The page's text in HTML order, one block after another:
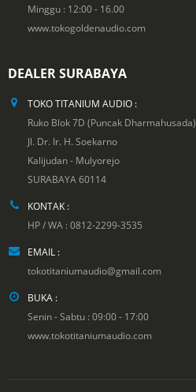
Minggu : 12:00 - 16.00
www.tokogoldenaudio.com
DEALER SURABAYA
TOKO TITANIUM AUDIO :
Ruko Blok 7D (Puncak Dharmahusada)
Jl. Dr. Ir. H. Soekarno
Kalijudan - Mulyorejo
SURABAYA 60114
KONTAK :
HP / WA : 0812-2299-3535
EMAIL :
tokotitaniumaudio@gmail.com
BUKA :
Senin - Sabtu : 09:00 - 17:00
www.tokotitaniumaudio.com